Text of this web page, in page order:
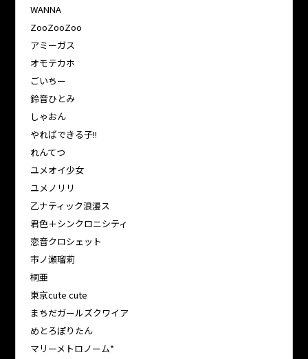
WANNA
ZooZooZoo
アミーガス
オモテカホ
ごいちー
鈴音ひとみ
しゃおん
やればできる子!!
れんてつ
ユメオイ少女
ユメノリリ
乙ナティック浪漫ス
君色＋シンクロニシティ
恋音クロシェット
市ノ瀬瑠莉
桐亜
東京cute cute
まちだガールズクワイア
めとろぽりたん
マリーメトロノーム*